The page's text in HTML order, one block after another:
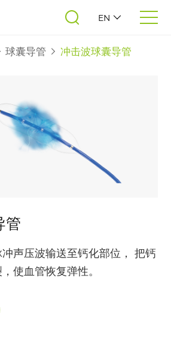
EN
球囊导管 冲击波球囊导管
管
声压波输送至钙化部位， 把钙
使血管恢复弹性。